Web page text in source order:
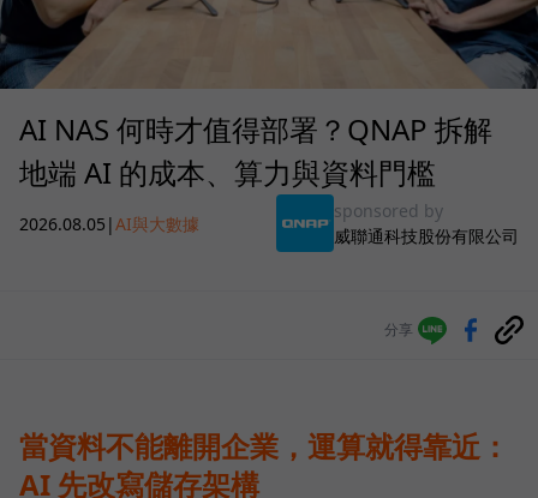
AI NAS 何時才值得部署？QNAP 拆解
地端 AI 的成本、算力與資料門檻
2026.08.05 |AI與大數據
sponsored by
威聯通科技股份有限公司
分享
當資料不能離開企業，運算就得靠近：
AI 先改寫儲存架構